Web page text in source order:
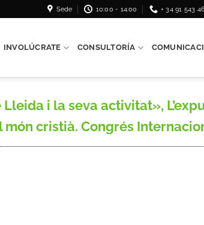
Sede 10:00 - 14:00 + 34 91 543
INVOLÚCRATE CONSULTORÍA
Lleida i la seva activitat»,
cristià. Congrés